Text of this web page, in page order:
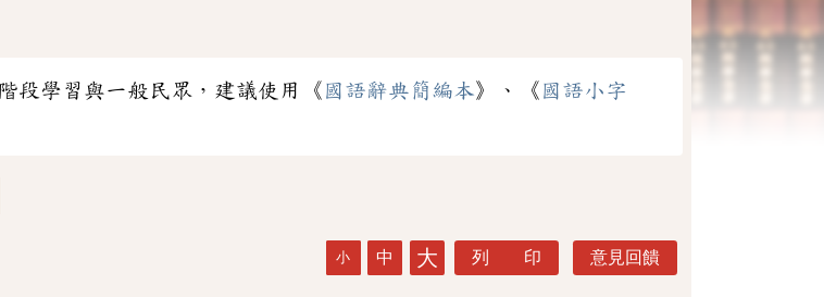
段學習與一般民眾，建議使用《 國語辭典簡編本》、《 國語小字
小 中 大 列 印 意見回饋